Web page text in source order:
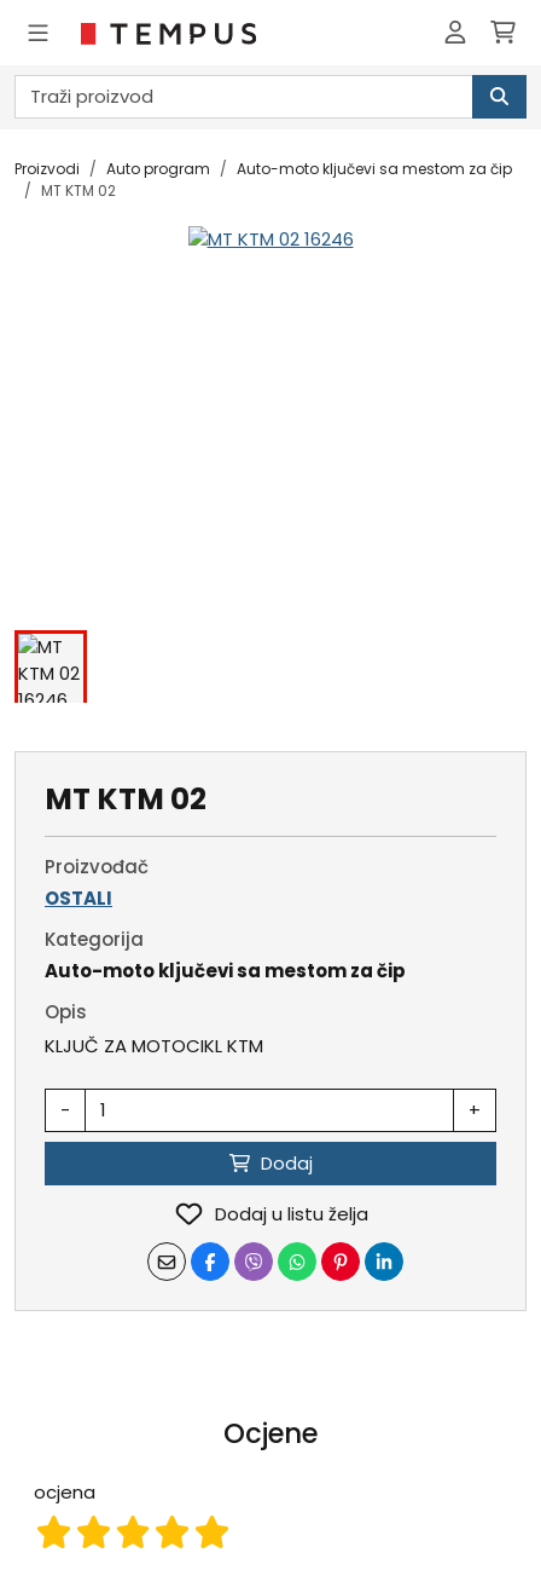
Proizvodi Auto program
Auto-moto ključevi sa mestom za čip
MT KTM 02
MT KTM 02
Proizvođač
OSTALI
Kategorija
Auto-moto ključevi sa mestom za čip
Opis
KLJUČ ZA MOTOCIKL KTM
- +
Dodaj
Dodaj u listu želja
Ocjene
ocjena
ocjena 5
ocjena 4
ocjena 3
ocjena 2
ocjena 1